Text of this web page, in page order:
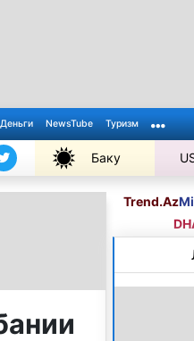
Деньги NewsTube Туризм
Баку
+32℃
Trend.Az